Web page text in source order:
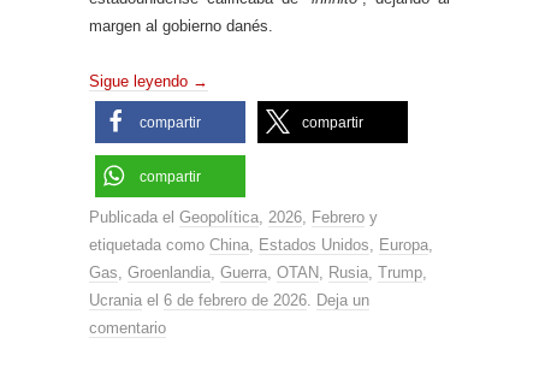
margen al gobierno danés.
Sigue leyendo →
compartir compartir
compartir
Publicada el Geopolítica 2026 Febrero y
etiquetada como China Estados Unidos Europa
Gas Groenlandia Guerra OTAN Rusia Trump
Ucrania el 6 de febrero de 2026
Deja un
comentario